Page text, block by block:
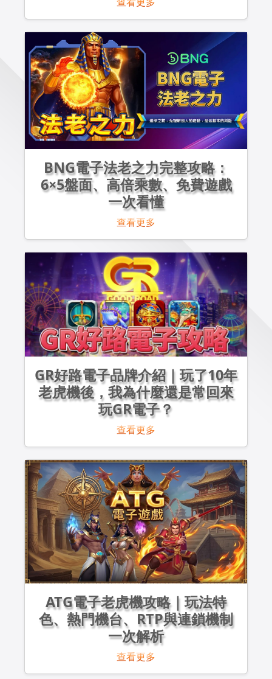
BNG電子法老之力完整攻略：
6×5盤面、高倍乘數、免費遊戲
一次看懂
查看更多
GR好路電子品牌介紹｜玩了10年
老虎機後，我為什麼還是常回來
玩GR電子？
查看更多
ATG電子老虎機攻略｜玩法特
色、熱門機台、RTP與連鎖機制
一次解析
查看更多